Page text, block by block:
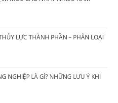
LỰC THÀNH PHẦN – PHÂN LOẠI
NGHIỆP LÀ GÌ? NHỮNG LƯU Ý KHI